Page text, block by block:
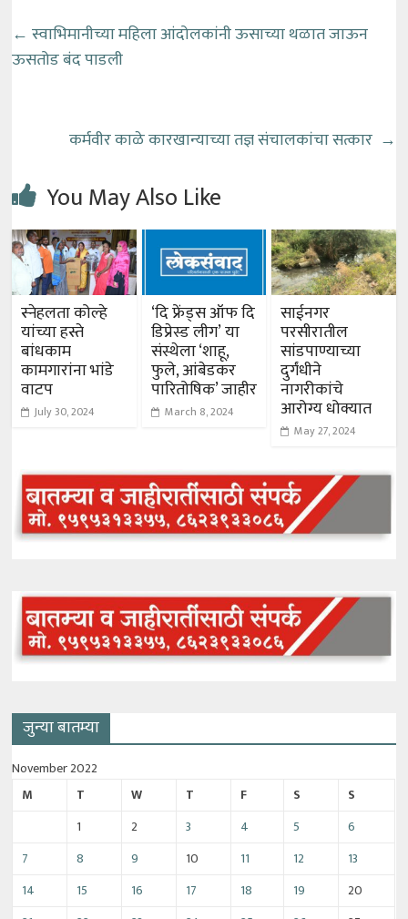
← स्वाभिमानीच्या महिला आंदोलकांनी ऊसाच्या थळात जाऊन
ऊसतोड बंद पाडली
कर्मवीर काळे कारखान्याच्या तज्ञ संचालकांचा सत्कार →
You May Also Like
स्नेहलता कोल्हे
यांच्या हस्ते
बांधकाम
कामगारांना भांडे
वाटप
July 30, 2024
‘दि फ्रेंड्स ऑफ दि
डिप्रेस्ड लीग’ या
संस्थेला ‘शाहू,
फुले, आंबेडकर
पारितोषिक’ जाहीर
March 8, 2024
साईनगर
परसीरातील
सांडपाण्याच्या
दुर्गंधीने
नागरीकांचे
आरोग्य धोक्यात
May 27, 2024
जुन्या बातम्या
November 2022
M
T W T F S
S
1
2 3 4 5
6
7
8 9 10 11 12
13
14
15 16 17 18 19
20